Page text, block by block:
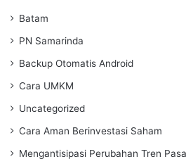
Batam
PN Samarinda
Backup Otomatis Android
Cara UMKM
Uncategorized
Cara Aman Berinvestasi Saham
Mengantisipasi Perubahan Tren